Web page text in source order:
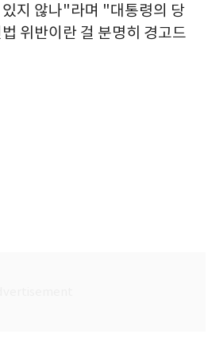
지 않나"라며 "대통령의 당
위반이란 걸 분명히 경고드